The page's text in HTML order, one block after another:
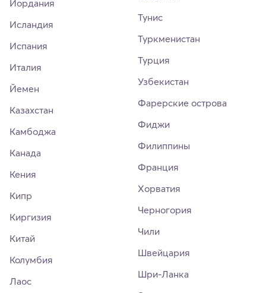
Иордания
Исландия
Испания
Италия
Йемен
Казахстан
Камбоджа
Канада
Кения
Кипр
Киргизия
Китай
Колумбия
Лаос
Тунис
Туркменистан
Турция
Узбекистан
Фарерские острова
Фиджи
Филиппины
Франция
Хорватия
Черногория
Чили
Швейцария
Шри-Ланка